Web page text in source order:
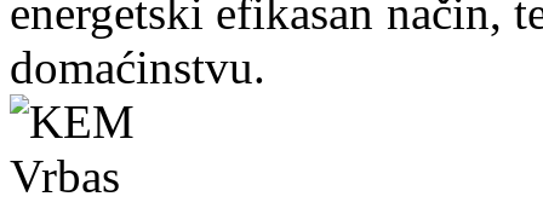
energetski efikasan način,
domaćinstvu.